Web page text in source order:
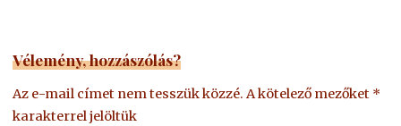
Vélemény, hozzászólás?
Az e-mail címet nem tesszük közzé. A kötelező mezőket *
karakterrel jelöltük